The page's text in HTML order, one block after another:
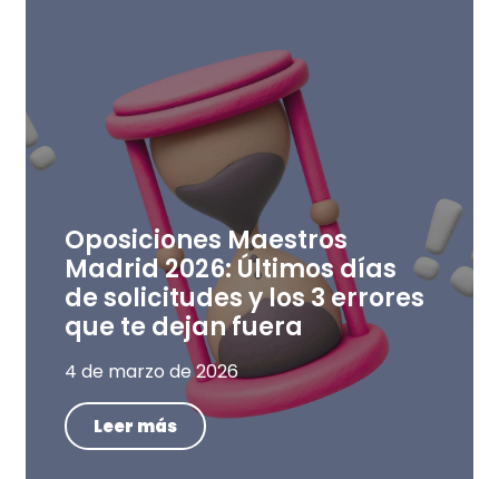
Oposiciones Maestros
Madrid 2026: Últimos días
de solicitudes y los 3 errores
que te dejan fuera
4 de marzo de 2026
Leer más